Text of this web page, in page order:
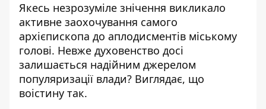
Якесь незрозуміле знічення викликало
активне заохочування самого
архієпископа до аплодисментів міському
голові. Невже духовенство досі
залишається надійним джерелом
популяризації влади? Виглядає, що
воістину так.